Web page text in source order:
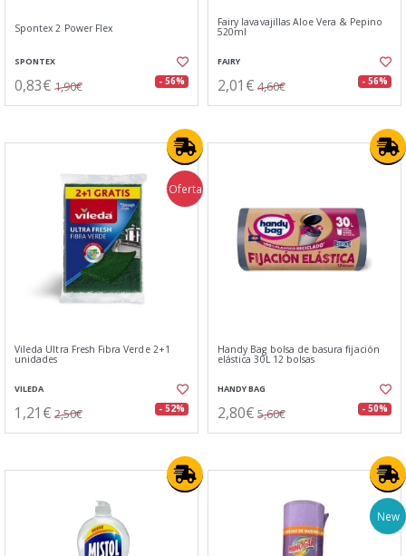
Spontex 2 Power Flex
SPONTEX
0,83€ 1,90€ - 56%
Fairy lavavajillas Aloe Vera & Pepino
520ml
FAIRY
2,01€ 4,60€ - 56%
Oferta
Vileda Ultra Fresh Fibra Verde 2+1
unidades
VILEDA
1,21€ 2,50€ - 52%
Handy Bag bolsa de basura fijación
elástica 30L 12 bolsas
HANDY BAG
2,80€ 5,60€ - 50%
New